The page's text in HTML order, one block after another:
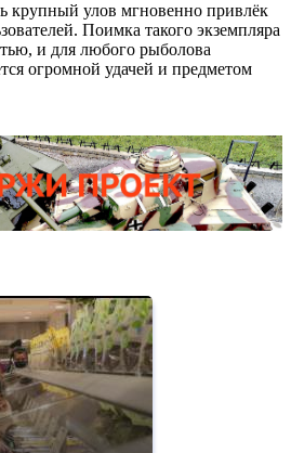
крупный улов мгновенно привлёк
Поимка такого экземпляра
и для любого рыболова
огромной удачей и предметом